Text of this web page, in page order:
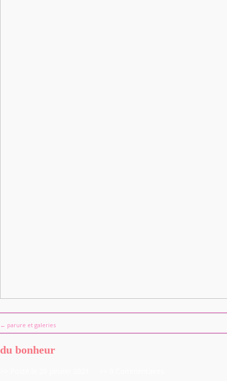
← parure et galeries
du bonheur